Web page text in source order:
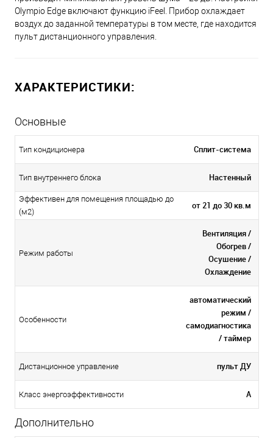
Olympio Edge включают функцию iFeel. Прибор охлаждает
воздух до заданной температуры в том месте, где находится
пульт дистанционного управления.
ХАРАКТЕРИСТИКИ:
Основные
Тип кондиционера Сплит-система
Тип внутреннего блока Настенный
Эффективен для помещения площадью до
(м2)
от 21 до 30 кв.м
Режим работы
Вентиляция /
Обогрев /
Осушение /
Охлаждение
Особенности
автоматический
режим /
самодиагностика
/ таймер
Дистанционное управление пульт ДУ
Класс энергоэффективности А
Дополнительно